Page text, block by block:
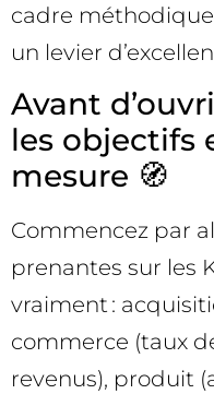
cadre
un levier
Avant
les objectifs
mesure 🧭
Commencez par
prenantes sur les
vraiment :
commerce (taux
revenus), produit